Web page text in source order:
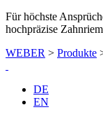
Für höchste
hochpräzise
WEBER > Produkte
DE
EN